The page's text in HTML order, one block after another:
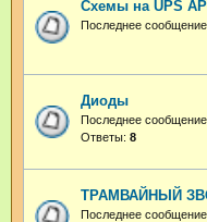
Схемы на UPS
Последнее сообщение
Диоды
Последнее сообщение
Ответы: 8
ТРАМВАЙНЫЙ
Последнее сообщение